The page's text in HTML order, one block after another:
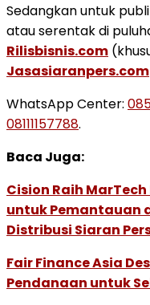
Sedangkan untuk
atau serentak di
Rilisbisnis.com
Jasasiaranpers.com
WhatsApp Center:
08111157788.
Baca Juga:
Cision Raih
untuk Pemantauan
Distribusi Siaran
Fair Finance Asia
Pendanaan untuk